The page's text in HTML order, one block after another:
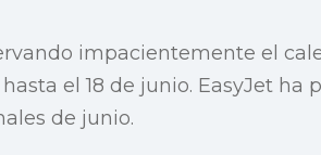
impacientemente el
el 18 de junio. EasyJet ha
de junio.